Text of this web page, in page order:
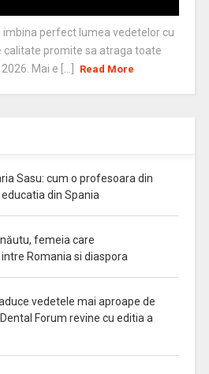
imbina perfect lumea vedetelor cu
promite sa atraga toate
Mai e [...]
Read More
Sasu: cum o profesoara din
din Spania
femeia care
Romania si diaspora
vedetele mai aproape de
Forum revine cu editia a